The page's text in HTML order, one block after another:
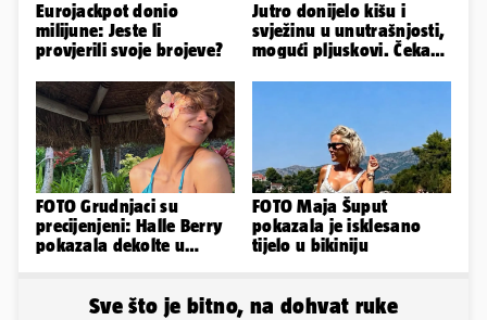
Eurojackpot donio
milijune: Jeste li
provjerili svoje brojeve?
Jutro donijelo kišu i
svježinu u unutrašnjosti,
mogući pljuskovi. Čeka
FOTO Grudnjaci su
precijenjeni: Halle Berry
pokazala dekolte u
FOTO Maja Šuput
pokazala je isklesano
tijelo u bikiniju
Sve što je bitno, na dohvat ruke